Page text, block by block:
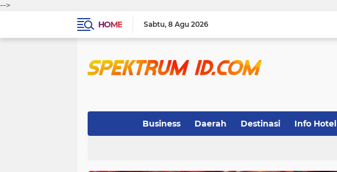
-->
HOME
Sabtu 8 Agu 2026
Business Daerah Destinasi Info Hotel